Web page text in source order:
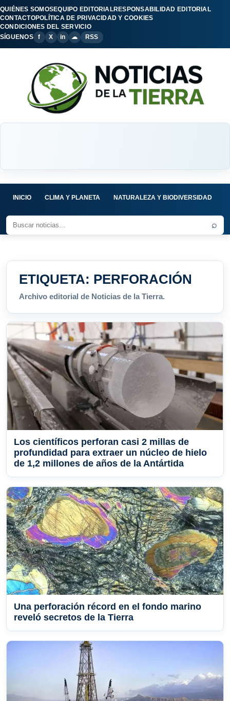
QUIÉNES SOMOSEQUIPO EDITORIALRESPONSABILIDAD EDITORIAL
CONTACTOPOLÍTICA DE PRIVACIDAD Y COOKIES
CONDICIONES DEL SERVICIO
SÍGUENOS
f X in ☁ RSS
INICIO CLIMA Y PLANETA NATURALEZA Y BIODIVERSIDAD
⌕
ETIQUETA: PERFORACIÓN
Archivo editorial de Noticias de la Tierra.
Los científicos perforan casi 2 millas de
profundidad para extraer un núcleo de hielo
de 1,2 millones de años de la Antártida
Una perforación récord en el fondo marino
reveló secretos de la Tierra